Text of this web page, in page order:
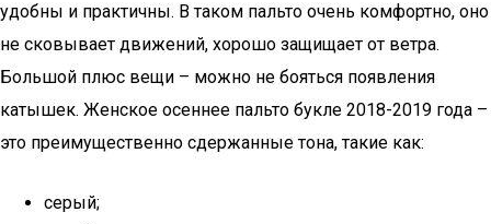
удобны и практичны. В таком пальто очень комфортно, оно
не сковывает движений, хорошо защищает от ветра.
Большой плюс вещи – можно не бояться появления
катышек. Женское осеннее пальто букле 2018-2019 года –
это преимущественно сдержанные тона, такие как:
серый;